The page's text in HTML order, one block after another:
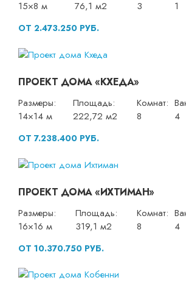
15×8 м
76,1 м2
3
1
ОТ 2.473.250 РУБ.
ПРОЕКТ ДОМА «КХЕДА»
Размеры:
14×14 м
Площадь:
222,72 м2
Комнат:
8
4
ОТ 7.238.400 РУБ.
ПРОЕКТ ДОМА «ИХТИМАН»
Размеры:
16×16 м
Площадь:
319,1 м2
Комнат:
8
4
ОТ 10.370.750 РУБ.